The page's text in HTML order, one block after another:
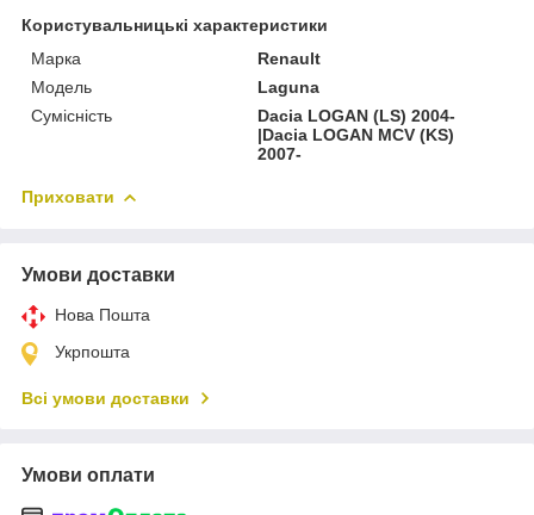
Користувальницькі характеристики
Марка
Renault
Мoдель
Laguna
Сумісність
Dacia LOGAN (LS) 2004-
|Dacia LOGAN MCV (KS)
2007-
Приховати
Умови доставки
Нова Пошта
Укрпошта
Всі умови доставки
Умови оплати